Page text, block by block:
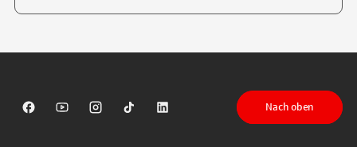
Sparkasse auf Facebook
Sparkasse auf Youtube
Sparkasse auf Instagram
Sparkasse auf TikTok
Sparkasse auf LinkedIn
Nach oben